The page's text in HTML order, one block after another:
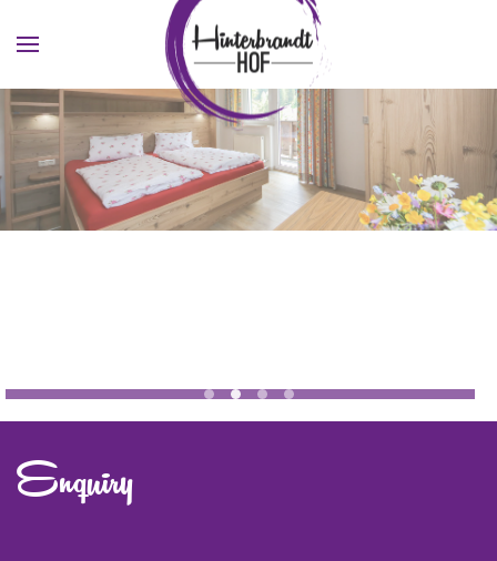
Skip to main content
Jugendhotel Saalbach Zimmer 1
Jugendhotel Saalbach
Enquiry